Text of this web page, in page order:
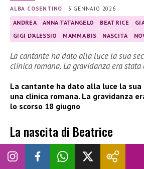
ALBA COSENTINO | 3 GENNAIO 2026
ANDREA ANNA TATANGELO BEATRICE
GIGI D'ALESSIO
MAMMA BIS NASCITA
La cantante ha dato alla luce la sua
clinica romana. La gravidanza era
La cantante ha dato alla luce la sua
una clinica romana. La gravidanza
lo scorso 18 giugno
La nascita di Beatrice
Questa mattina, in una clinica romana,
dato alla luce Beatrice, la sua